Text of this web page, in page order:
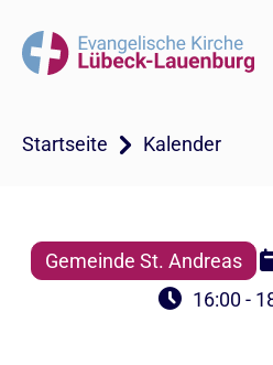
Startseite Kalender
Gemeinde St. Andreas
16:00 -